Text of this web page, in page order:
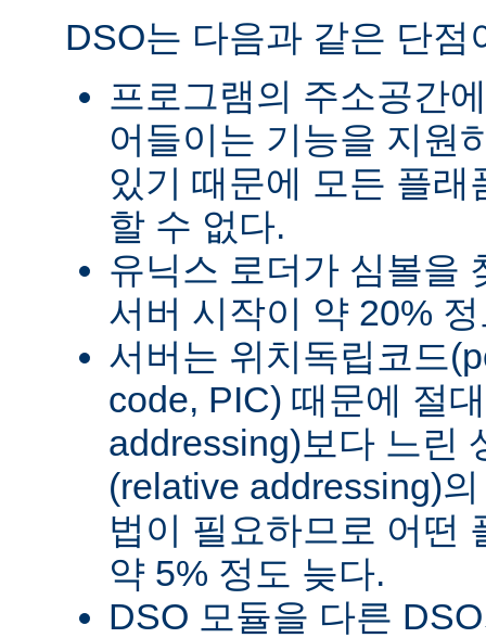
DSO는 다음과 같은 단점
프로그램의 주소공간
어들이는 기능을 지원
있기 때문에 모든 플
할 수 없다.
유닉스 로더가 심볼을
서버 시작이 약 20%
서버는 위치독립코드
code, PIC) 때문에 절
addressing)보다 느린
(relative addressing)
법이 필요하므로 어떤
약 5% 정도 늦다.
DSO 모듈을 다른